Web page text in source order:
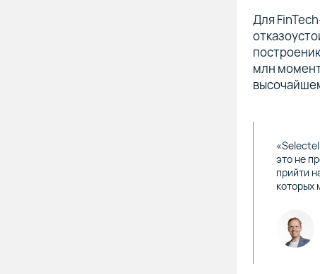
Для
млн
это не
прийти
которых